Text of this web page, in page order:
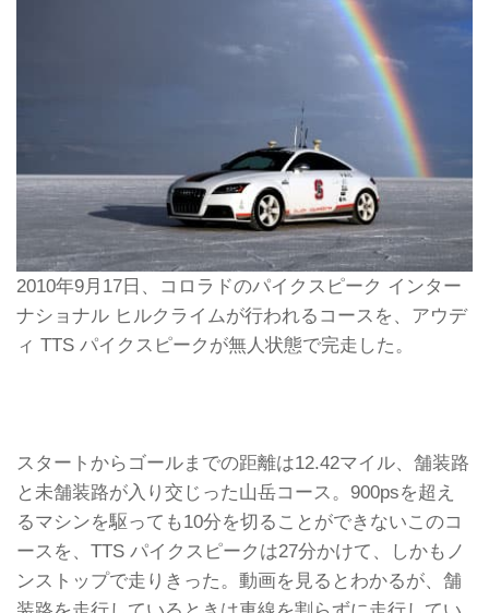
2010年9月17日、コロラドのパイクスピーク インター
ナショナル ヒルクライムが行われるコースを、アウデ
ィ TTS パイクスピークが無人状態で完走した。
スタートからゴールまでの距離は12.42マイル、舗装路
と未舗装路が入り交じった山岳コース。900psを超え
るマシンを駆っても10分を切ることができないこのコ
ースを、TTS パイクスピークは27分かけて、しかもノ
ンストップで走りきった。動画を見るとわかるが、舗